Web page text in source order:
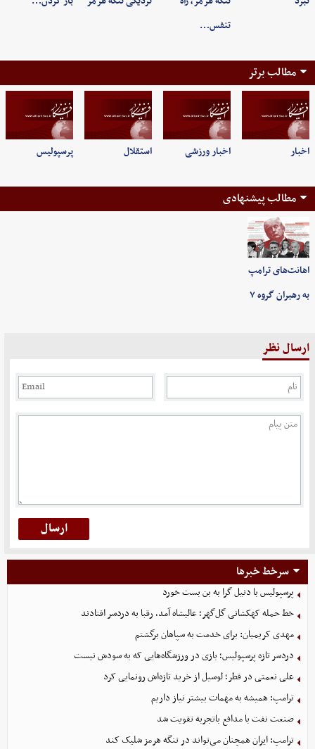
تنفس…
مطالب برتر
اخبار اخبار ورزشی استقلال پرسپولیس
مطالب پیشنهادی
اهانت‌های ترامپ
به رهبران گروه ۷
ارسال نظر
سرخط خبرها
پرسپولیس با دنیل گرا به بن بست خورد
خط حمله کهکشانی گل‌گهر؛ عالیشاه آمد، رقبا به دردسر افتادند
مهدی کریمیان: برای خدمت به سپاهان برگشتم
دردسر تازه پرسپولیس؛ بازی در ورزشگاه‌هایی که به سودش نیست
علی نعمتی در قطر؛ لوسیل از خرید تازه‌اش رونمایی کرد
ترامپ: همیشه به مهمات بیشتر نیاز داریم
صنعت نفت با مدافع باتجربه تقویت شد
ترامپ: ایران همچنان می‌تواند در تنگه هرمز شلیک کند